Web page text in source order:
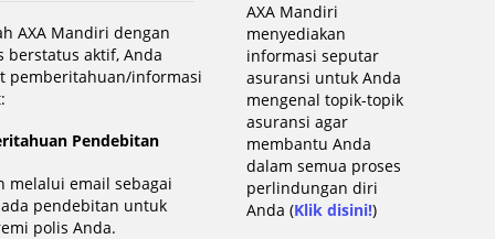
AXA Mandiri dengan
berstatus aktif, Anda
pemberitahuan/informasi
Pendebitan
melalui email sebagai
pendebitan untuk
polis Anda.
AXA Mandiri
menyediakan
informasi seputar
asuransi untuk Anda
mengenal topik-topik
asuransi agar
membantu Anda
dalam semua proses
perlindungan diri
Anda (Klik disini!)